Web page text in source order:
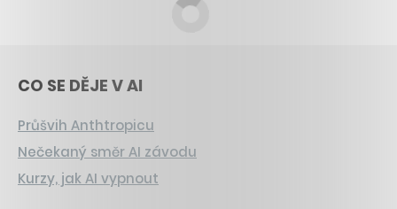
CO SE DĚJE V AI
Průšvih Anthtropicu
Nečekaný směr AI závodu
Kurzy, jak AI vypnout